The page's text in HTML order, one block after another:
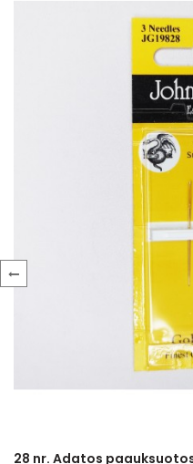
28 nr. Adatos